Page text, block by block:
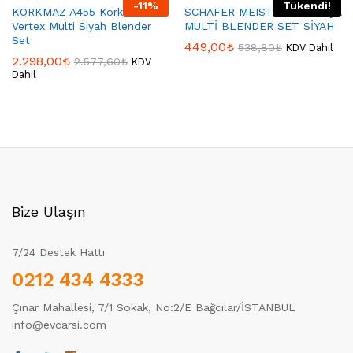
-11%
KORKMAZ A455 Korkmaz
Vertex Multi Siyah Blender
Set
2.298,00₺ 2.577,60₺ KDV
Dahil
Tükendi!
SCHAFER MEISTER 17 PARÇA
MULTİ BLENDER SET SİYAH
449,00₺ 538,80₺ KDV Dahil
Bize Ulaşın
7/24 Destek Hattı
0212 434 4333
Çınar Mahallesi, 7/1 Sokak, No:2/E Bağcılar/İSTANBUL
info@evcarsi.com